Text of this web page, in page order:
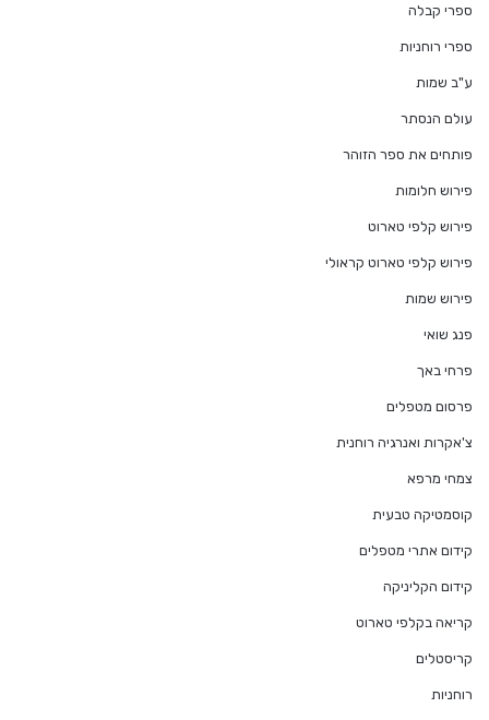
ספרי קבלה
ספרי רוחניות
ע"ב שמות
עולם הנסתר
פותחים את ספר הזוהר
פירוש חלומות
פירוש קלפי טארוט
פירוש קלפי טארוט קראולי
פירוש שמות
פנג שואי
פרחי באך
פרסום מטפלים
צ'אקרות ואנרגיה רוחנית
צמחי מרפא
קוסמטיקה טבעית
קידום אתרי מטפלים
קידום הקליניקה
קריאה בקלפי טארוט
קריסטלים
רוחניות